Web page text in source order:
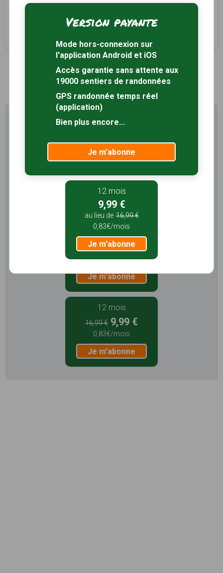
Croix de Juillet
Quarante, Hérault (34)
1
Profitez au maximum de
Le compteRando
permet de profiter de tout le
potentiel qu'offre Sentiers en France :
Favoris illimités
Mode hors-connexion
5,99 €
1,99€/mois
Je m'abonne
12 mois
16,99 € 9,99 €
0,83€/mois
Je m'abonne
Version payante
Mode hors-connexion sur
l'application Android et iOS
Accès garantie sans attente aux
19000 sentiers de randonnées
GPS randonnée temps réel
(application)
Bien plus encore...
Je m'abonne
12 mois
9,99 €
au lieu de 16,99 €
0,83€/mois
Je m'abonne